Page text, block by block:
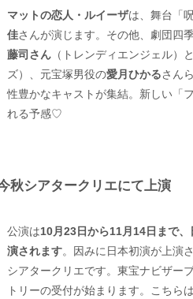
マットの恋人・ルイーザは、舞台「
佳さんが演じます。その他、劇団四
藤司さん（トレンディエンジェル）と
ズ）、元宝塚男役の愛月ひかるさん
性豊かなキャストが集結。新しい「
れる予感♡
秋シアタークリエにて上演
公演は10月23日から11月14日まで
演されます。因みに日本初演が上演
シアタークリエです。東宝ナビザー
トリーの受付が始まります。こちら